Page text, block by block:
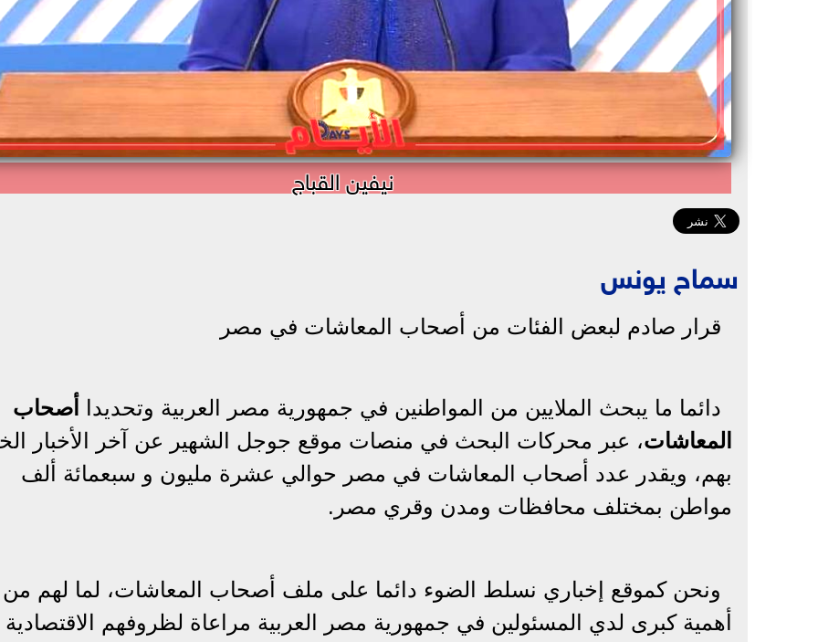
نيفين القباج
سماح يونس
قرار صادم لبعض الفئات من أصحاب المعاشات في مصر
دائما ما يبحث الملايين من المواطنين في جمهورية مصر العربية وتحديدا
أصحاب
المعاشات، عبر محركات البحث في منصات موقع جوجل الشهير عن آخر الأخبار
بهم، ويقدر عدد أصحاب المعاشات في مصر حوالي عشرة مليون و سبعمائة ألف
مواطن بمختلف محافظات ومدن وقري مصر.
ونحن كموقع إخباري نسلط الضوء دائما على ملف أصحاب المعاشات، لما لهم من
أهمية كبرى لدي المسئولين في جمهورية مصر العربية مراعاة لظروفهم الاقتصادية